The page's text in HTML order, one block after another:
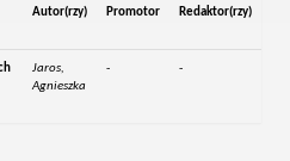
Autor(rzy) Promotor Redaktor(rzy)
Jaros,
Agnieszka
- -